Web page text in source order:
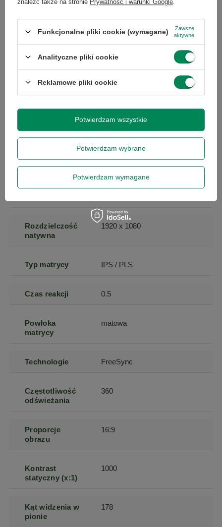
Marka Dell
Przekątna
24.5
Kod producenta 210-BFIM
ekranu
62.2
Rodzaj
LED
Rozdzielczość
natywna
1920 x 1080
Typ matrycy IPS / PLS
Czas reakcji 0.5
Powłoka
matrycy
matowa
Technologie FreeSync
Częstotliwość
odświeżania
360
Proporcje
obrazu
16:9
Kontrast
statyczny (x:1)
1000
Kąt widzenia w
pionie
178
znaleźć także na stronie Prywatność i warunki Google
Funkcjonalne pliki cookie (wymagane)
Zawsze
aktywne
Analityczne pliki cookie
Reklamowe pliki cookie
Potwierdzam wybrane
Potwierdzam wymagane
Potwierdzam wszystkie